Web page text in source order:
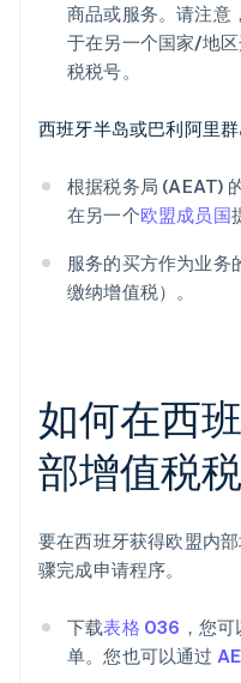
商品或服务。请注意
于在另一个国家/地
税税号。
西班牙半岛或巴利阿里
根据税务局 (AEAT)
在另一个欧盟成员国
服务的买方作为业务
缴纳增值税）。
如何在西
部增值税
要在西班牙获得欧盟内
骤完成申请程序。
下载表格 036 ，您
单。您也可以通过